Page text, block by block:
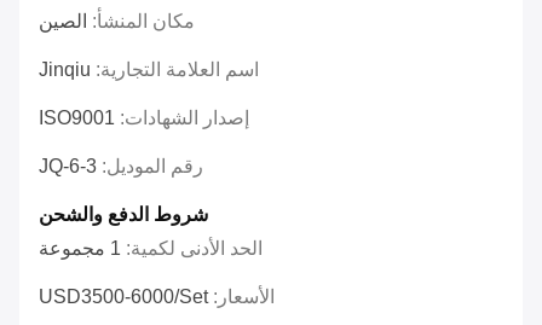
مكان المنشأ: الصين
اسم العلامة التجارية: Jinqiu
إصدار الشهادات: ISO9001
رقم الموديل: JQ-6-3
شروط الدفع والشحن
الحد الأدنى لكمية: 1 مجموعة
الأسعار:USD3500-6000/set